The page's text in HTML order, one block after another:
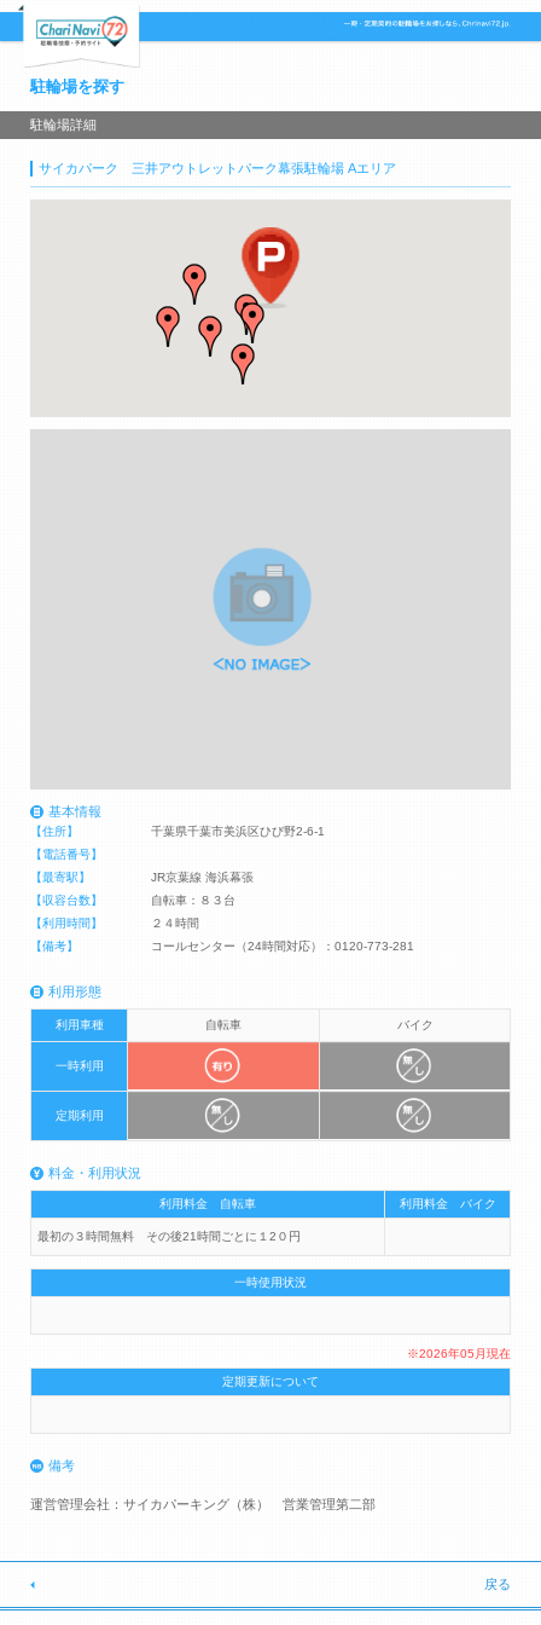
駐輪場を探す
駐輪場詳細
サイカパーク 三井アウトレットパーク幕張駐輪場 Aエリア
基本情報
【住所】
千葉県千葉市美浜区ひび野2-6-1
【電話番号】
【最寄駅】
JR京葉線 海浜幕張
【収容台数】
自転車：８３台
【利用時間】
２４時間
【備考】
コールセンター（24時間対応）：0120-773-281
利用形態
利用車種 自転車 バイク
一時利用
定期利用
料金・利用状況
利用料金 自転車 利用料金 バイク
最初の３時間無料 その後21時間ごとに１2０円
一時使用状況
※2026年05月現在
定期更新について
備考
運営管理会社：サイカパーキング（株） 営業管理第二部
戻る